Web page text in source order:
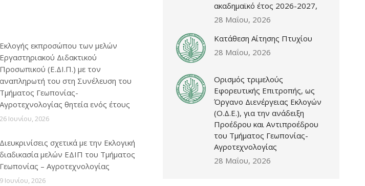
Εκλογής εκπροσώπου των μελών
Εργαστηριακού Διδακτικού
Προσωπικού (Ε.ΔΙ.Π.) με τον
αναπληρωτή του στη Συνέλευση του
Τμήματος Γεωπονίας-
Αγροτεχνολογίας θητεία ενός έτους
26 Ιουνίου, 2026
Διευκρινίσεις σχετικά με την Εκλογική
διαδικασία μελών ΕΔΙΠ του Τμήματος
Γεωπονίας – Αγροτεχνολογίας
9 Ιουνίου, 2026
ακαδημαϊκό έτος 2026-2027,
28 Μαΐου, 2026
Κατάθεση Αίτησης Πτυχίου
28 Μαΐου, 2026
Ορισμός τριμελούς
Εφορευτικής Επιτροπής, ως
Όργανο Διενέργειας Εκλογών
(Ο.Δ.Ε.), για την ανάδειξη
Προέδρου και Αντιπροέδρου
του Τμήματος Γεωπονίας-
Αγροτεχνολογίας
28 Μαΐου, 2026